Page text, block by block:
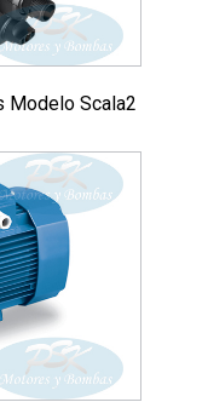
Modelo Scala2